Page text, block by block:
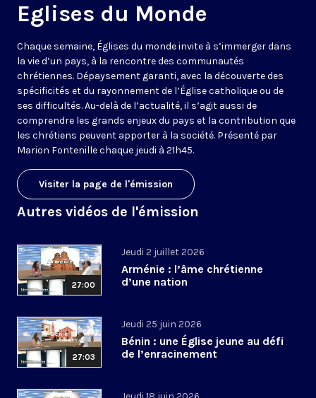
Eglises du Monde
Chaque semaine, Églises du monde invite à s’immerger dans
la vie d’un pays, à la rencontre des communautés
chrétiennes. Dépaysement garanti, avec la découverte des
spécificités et du rayonnement de l’Église catholique ou de
ses difficultés. Au-delà de l’actualité, il s’agit aussi de
comprendre les grands enjeux du pays et la contribution que
les chrétiens peuvent apporter à la société. Présenté par
Marion Fontenille chaque jeudi à 21h45.
Visiter la page de l'émission
Autres vidéos de l'émission
27:00
Jeudi 2 juillet 2026
Arménie : l’âme chrétienne
d’une nation
27:03
Jeudi 25 juin 2026
Bénin : une Église jeune au défi
de l’enracinement